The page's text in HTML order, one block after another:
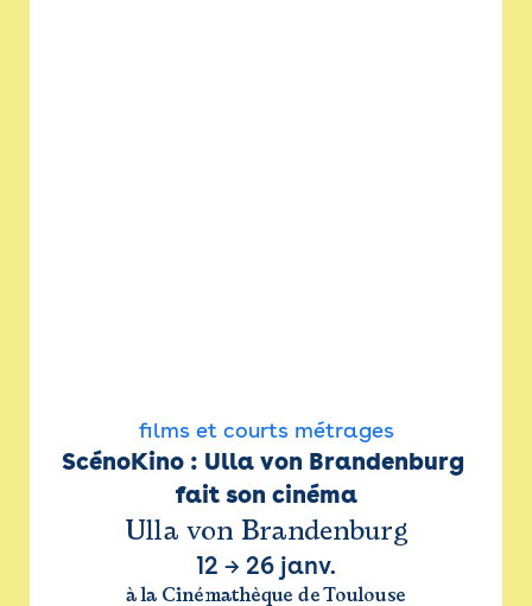
films et courts métrages
ScénoKino : Ulla von Brandenburg
fait son cinéma
Ulla von Brandenburg
12 → 26 janv.
à la Cinémathèque de Toulouse